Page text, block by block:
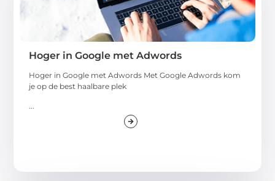
Hoger in Google met Adwords
Hoger in Google met Adwords Met Google Adwords kom
je op de best haalbare plek
...